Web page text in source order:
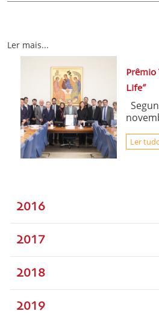
Ler mais...
Prêmio
Life”
Ler
2016
2017
2018
2019